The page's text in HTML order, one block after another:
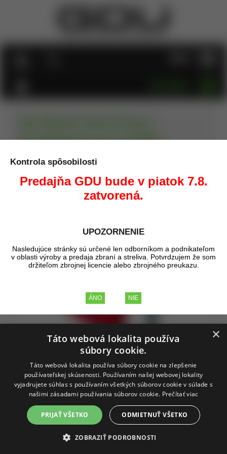
príslušenstvo pre 3 kalibre
Úvod Prebíjanie Prebíjacie lisy, sety
Press + príslušenstvo pre 3 kalibre
Doprava zadarmo
Lee Classic Turret Press +
Kontrola spôsobilosti
Predajňa GDU bude v piatok 7.8.
zatvorená.
UPOZORNENIE
Nasledujúce stránky sú určené len odborníkom a podnikateľom
v oblasti výroby a predaja zbraní a streliva. Potvrdzujem že som
držiteľom zbrojnej licencie alebo zbrojného preukazu.
×
Táto webová lokalita používa
súbory cookie.
Táto webová lokalita používa súbory cookie na zlepšenie
používateľskej skúsenosti. Používaním našej webovej lokality
vyjadrujete súhlas s používaním všetkých súborov cookie v súlade s
našimi zásadami používania súborov cookie. Prečítať viac
PRIJAŤ VŠETKO ODMIETNUŤ VŠETKO
ZOBRAZIŤ PODROBNOSTI